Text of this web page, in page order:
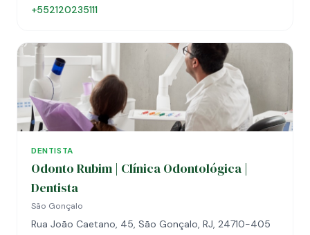
+552120235111
DENTISTA
Odonto Rubim | Clínica Odontológica |
Dentista
São Gonçalo
Rua João Caetano, 45, São Gonçalo, RJ, 24710-405